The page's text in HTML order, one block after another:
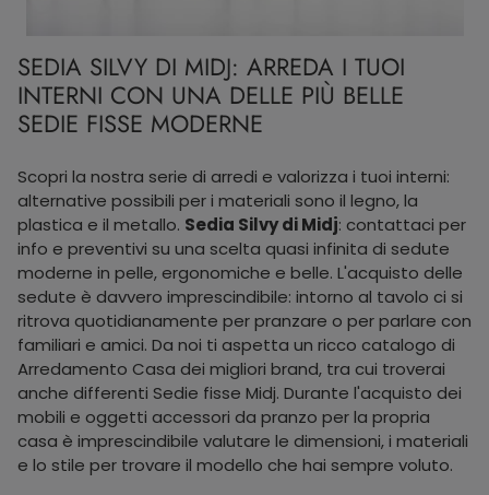
SEDIA SILVY DI MIDJ: ARREDA I TUOI
INTERNI CON UNA DELLE PIÙ BELLE
SEDIE FISSE MODERNE
Scopri la nostra serie di arredi e valorizza i tuoi interni:
alternative possibili per i materiali sono il legno, la
plastica e il metallo. Sedia Silvy di Midj: contattaci per
info e preventivi su una scelta quasi infinita di sedute
moderne in pelle, ergonomiche e belle. L'acquisto delle
sedute è davvero imprescindibile: intorno al tavolo ci si
ritrova quotidianamente per pranzare o per parlare con
familiari e amici. Da noi ti aspetta un ricco catalogo di
Arredamento Casa dei migliori brand, tra cui troverai
anche differenti Sedie fisse Midj. Durante l'acquisto dei
mobili e oggetti accessori da pranzo per la propria
casa è imprescindibile valutare le dimensioni, i materiali
e lo stile per trovare il modello che hai sempre voluto.